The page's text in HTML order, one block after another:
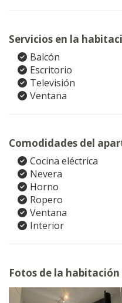
Servicios en la
Balcón
Escritorio
Televisión
Ventana
Comodidades del
Cocina eléctrica
Nevera
Horno
Ropero
Ventana
Interior
Fotos de la habitación